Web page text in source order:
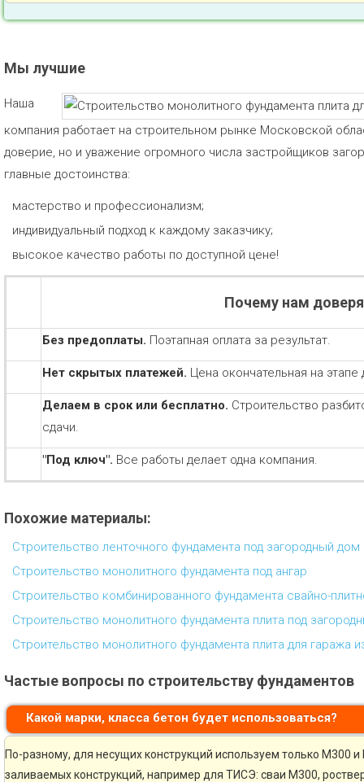
Мы лучшие
Наша
компания работает на строительном рынке Московской
доверие, но и уважение огромного числа застройщиков
главные достоинства:
мастерство и профессионализм;
индивидуальный подход к каждому заказчику;
высокое качество работы по доступной цене!
Почему нам
Без предоплаты. Поэтапная оплата за результат.
Нет скрытых платежей. Цена окончательная на этапе
Делаем в срок или бесплатно. Строительство
сдачи.
"Под ключ". Все работы делает одна компания.
Похожие материалы:
Строительство ленточного фундамента под загородный дом
Строительство монолитного фундамента под ангар
Строительство комбинированного фундамента свайно-
Строительство монолитного фундамента плита под
Строительство монолитного фундамента плита для гаража
Частые вопросы по строительству фундаментов
Какой марки, класса бетон будет использоваться?
По-разному, для несущих конструкций используем только М300
заливаемых конструкций, например для ТИСЭ: сваи М300,